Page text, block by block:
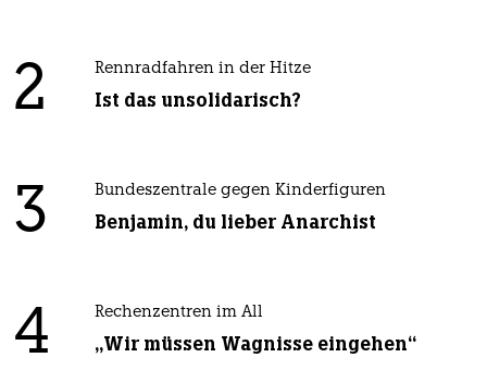
2 Rennradfahren in der Hitze
Ist das unsolidarisch?
3 Bundeszentrale gegen Kinderfiguren
Benjamin, du lieber Anarchist
4 Rechenzentren im All
„Wir müssen Wagnisse eingehen“